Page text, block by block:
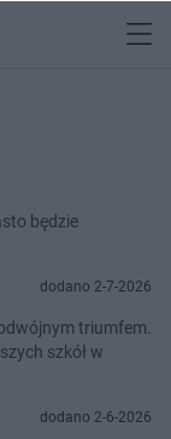
będzie
dodano 2-7-2026
triumfem.
szkół w
dodano 2-6-2026